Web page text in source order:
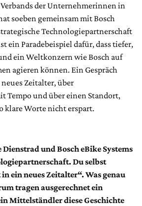
der Unternehmerinnen in
soeben gemeinsam mit Bosch
Technologiepartnerschaft
ein Paradebeispiel dafür, dass tiefer,
ein Weltkonzern wie Bosch auf
agieren können. Ein Gespräch
Zeitalter, über
Tempo und über einen Standort,
klare Worte nicht erspart.
und Bosch eBike Systems
Du selbst
ein neues Zeitalter“. Was genau
tragen ausgerechnet ein
Mittelständler diese Geschichte